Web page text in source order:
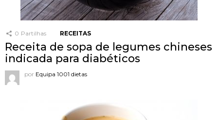
0 Partilhas RECEITAS
Receita de sopa de legumes chineses
indicada para diabéticos
por Equipa 1001 dietas